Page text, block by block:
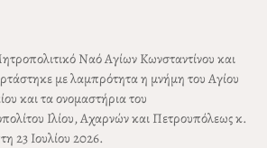
Ναό Αγίων Κωνσταντίνου και
με λαμπρότητα η μνήμη του Αγίου
και τα ονομαστήρια του
Ιλίου, Αχαρνών και Πετρουπόλεωςκ.
23 Ιουλίου 2026.